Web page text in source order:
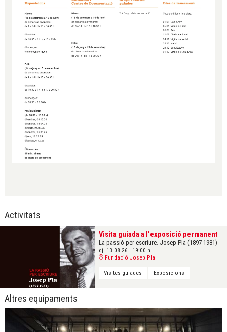
Activitats
Visita guiada a l'exposició permanent
La passió per escriure. Josep Pla (1897-1981)
dj. 13.08.26 | 19:00 h
Fundació Josep Pla
Visites guiades Exposicions
Altres equipaments